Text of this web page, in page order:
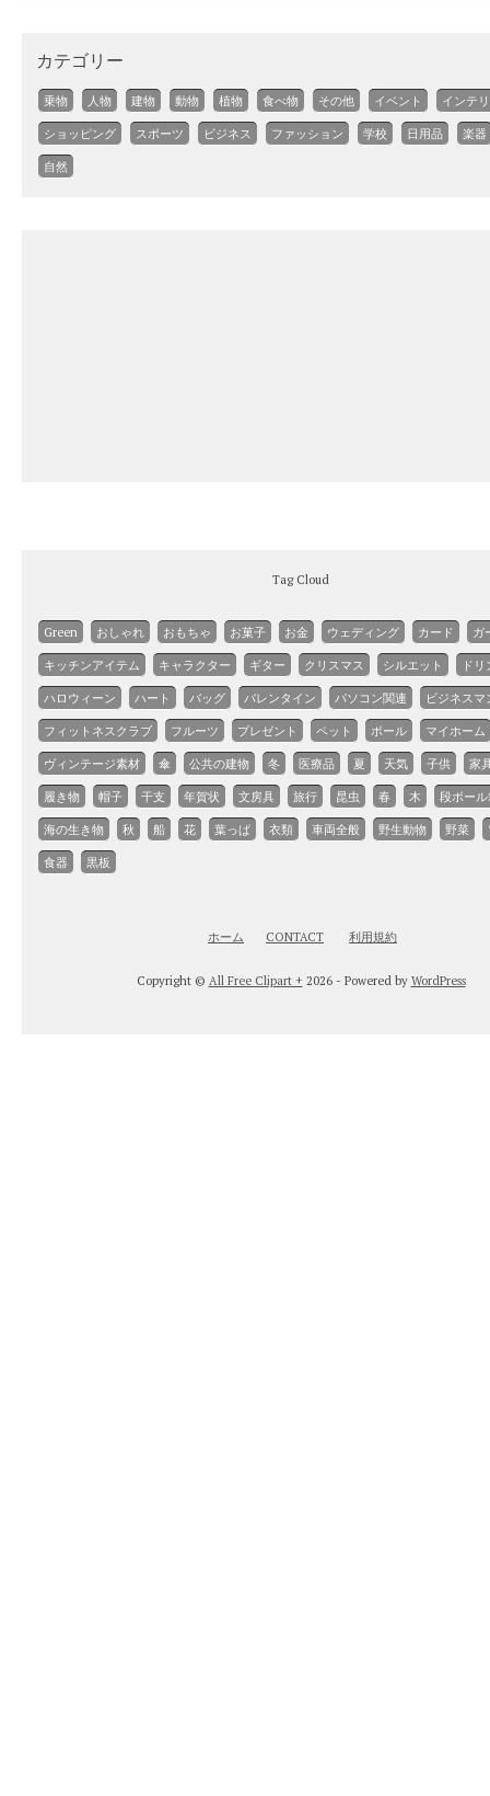
カテゴリー
乗物 人物 建物 動物 植物 食べ物 その他 イベント インテ
ショッピング スポーツ ビジネス ファッション 学校 日用品 楽器
自然
Tag Cloud
Green おしゃれ おもちゃ お菓子 お金 ウェディング カード ガ
キッチンアイテム キャラクター ギター クリスマス シルエット ド
ハロウィーン ハート バッグ バレンタイン パソコン関連 ビジネスマ
フィットネスクラブ フルーツ プレゼント ペット ボール マイホーム
ヴィンテージ素材 傘 公共の建物 冬 医療品 夏 天気 子供 家
履き物 帽子 干支 年賀状 文房具 旅行 昆虫 春 木 段ボー
海の生き物 秋 船 花 葉っぱ 衣類 車両全般 野生動物 野菜
食器 黒板
ホーム CONTACT 利用規約
Copyright © All Free Clipart + 2026 - Powered by WordPress